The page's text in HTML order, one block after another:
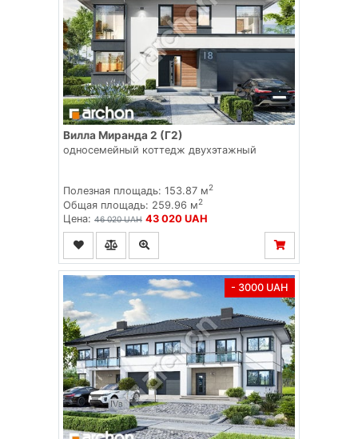
Вилла Миранда 2 (Г2)
односемейный коттедж двухэтажный
Полезная площадь: 153.87 м2
Общая площадь: 259.96 м2
Цена: 46 020 UAH 43 020 UAH
- 3000 UAH